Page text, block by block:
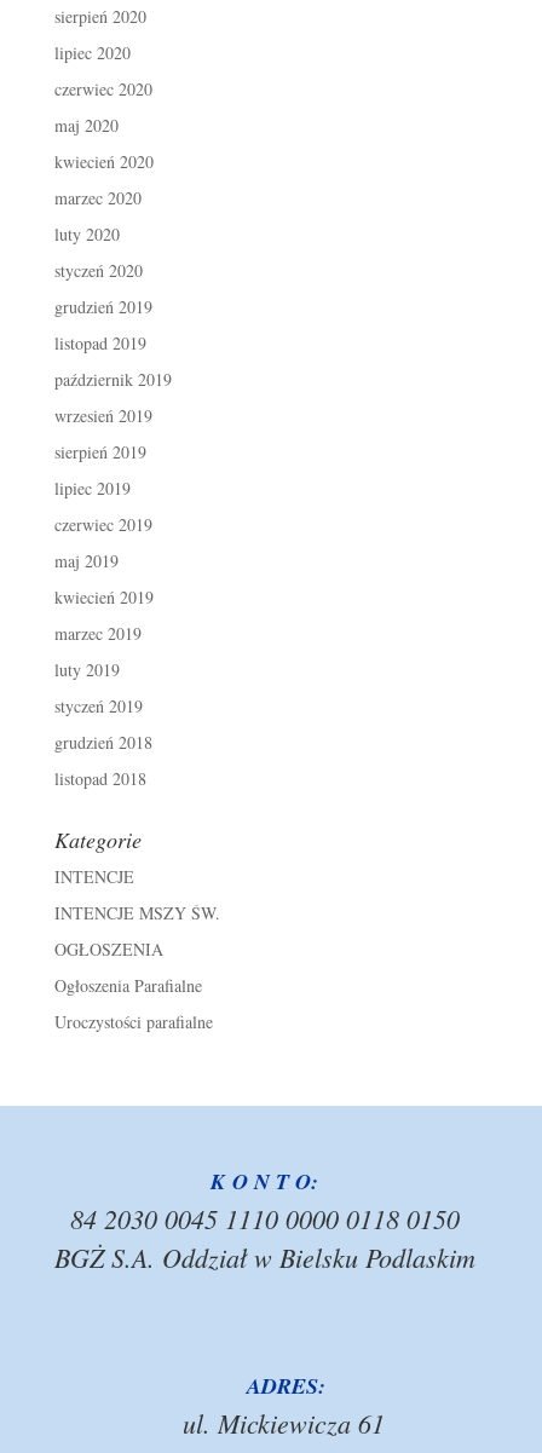
sierpień 2020
lipiec 2020
czerwiec 2020
maj 2020
kwiecień 2020
marzec 2020
luty 2020
styczeń 2020
grudzień 2019
listopad 2019
październik 2019
wrzesień 2019
sierpień 2019
lipiec 2019
czerwiec 2019
maj 2019
kwiecień 2019
marzec 2019
luty 2019
styczeń 2019
grudzień 2018
listopad 2018
Kategorie
INTENCJE
INTENCJE MSZY ŚW.
OGŁOSZENIA
Ogłoszenia Parafialne
Uroczystości parafialne
K O N T O:
84 2030 0045 1110 0000 0118 0150
BGŻ S.A. Oddział w Bielsku Podlaskim
ADRES:
ul. Mickiewicza 61